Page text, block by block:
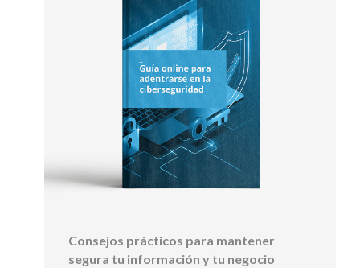
Consejos prácticos para mantener
segura tu información y tu negocio